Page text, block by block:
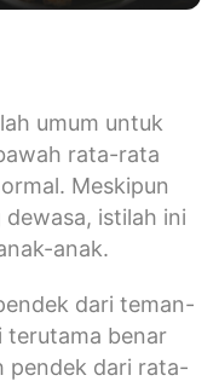
umum untuk
rata-rata
Meskipun
istilah ini
anak.
dari teman-
terutama benar
pendek dari rata-